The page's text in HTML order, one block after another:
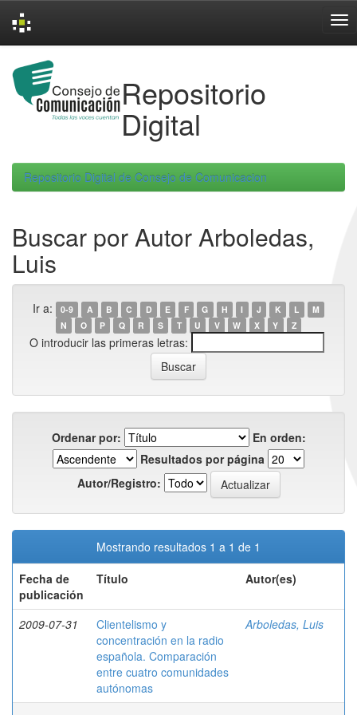
navigation
Repositorio
Digital
Repositorio Digital de Consejo de Comunicacion
Buscar por Autor Arboledas,
Luis
Ir a: 0-9 A B C D E F G H I J K L
M
N
O P Q R S T U V W X Y Z
O introducir las primeras letras:
Ordenar por:
En orden:
Resultados por página
Autor/Registro:
Mostrando resultados 1 a 1 de 1
Fecha de
publicación
Título Autor(es)
2009-07-31
Clientelismo y
concentración en la radio
española. Comparación
entre cuatro comunidades
autónomas
Arboledas, Luis